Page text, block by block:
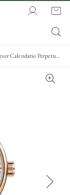
Calendario Perpetuo